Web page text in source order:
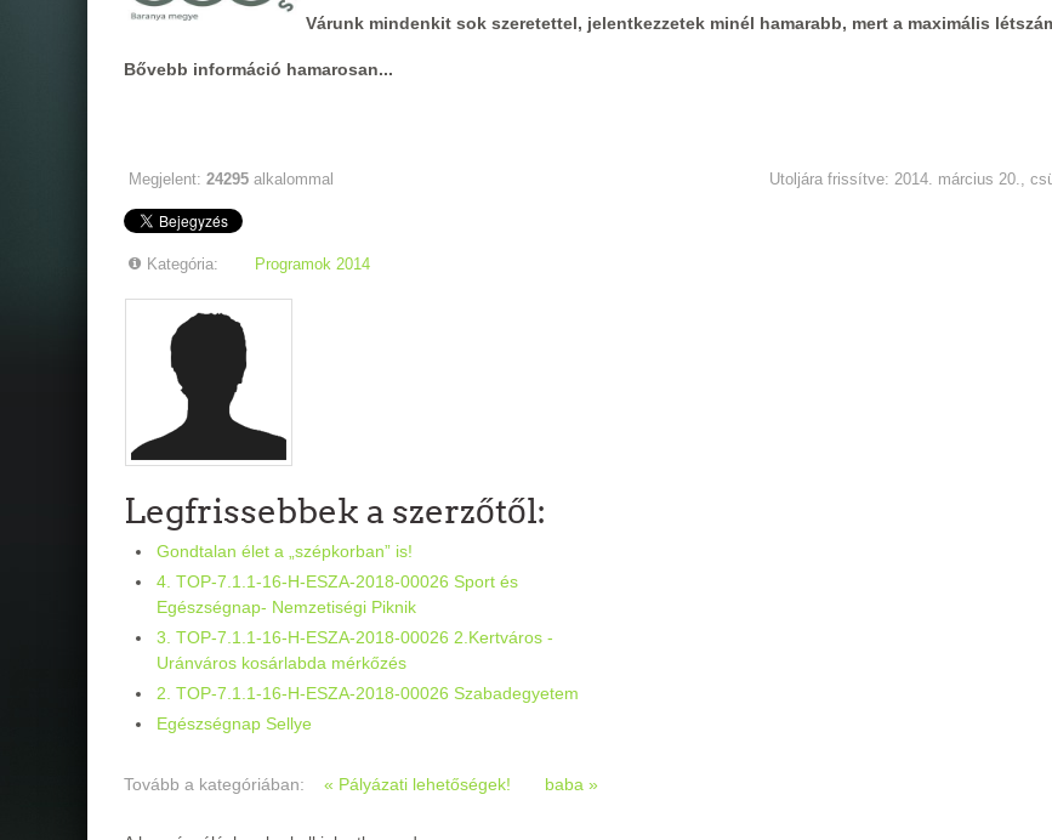
Várunk mindenkit sok szeretettel, jelentkezzetek minél hamarabb, mert a maximális
Bővebb információ hamarosan...
Megjelent: 24295 alkalommal Utoljára frissítve: 2014. március 20.,
Kategória: Programok 2014
Legfrissebbek a szerzőtől:
Gondtalan élet a „szépkorban” is!
4. TOP-7.1.1-16-H-ESZA-2018-00026 Sport és
Egészségnap- Nemzetiségi Piknik
3. TOP-7.1.1-16-H-ESZA-2018-00026 2.Kertváros -
Uránváros kosárlabda mérkőzés
2. TOP-7.1.1-16-H-ESZA-2018-00026 Szabadegyetem
Egészségnap Sellye
Tovább a kategóriában: « Pályázati lehetőségek! baba »